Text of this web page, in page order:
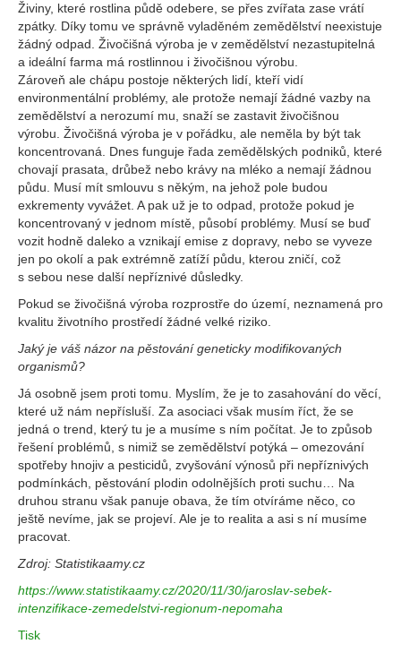
Živiny, které rostlina půdě odebere, se přes zvířata zase vrátí
zpátky. Díky tomu ve správně vyladěném zemědělství neexistuje
žádný odpad. Živočišná výroba je v zemědělství nezastupitelná
a ideální farma má rostlinnou i živočišnou výrobu.
Zároveň ale chápu postoje některých lidí, kteří vidí
environmentální problémy, ale protože nemají žádné vazby na
zemědělství a nerozumí mu, snaží se zastavit živočišnou
výrobu. Živočišná výroba je v pořádku, ale neměla by být tak
koncentrovaná. Dnes funguje řada zemědělských podniků, které
chovají prasata, drůbež nebo krávy na mléko a nemají žádnou
půdu. Musí mít smlouvu s někým, na jehož pole budou
exkrementy vyvážet. A pak už je to odpad, protože pokud je
koncentrovaný v jednom místě, působí problémy. Musí se buď
vozit hodně daleko a vznikají emise z dopravy, nebo se vyveze
jen po okolí a pak extrémně zatíží půdu, kterou zničí, což
s sebou nese další nepříznivé důsledky.
Pokud se živočišná výroba rozprostře do území, neznamená pro
kvalitu životního prostředí žádné velké riziko.
Jaký je váš názor na pěstování geneticky modifikovaných
organismů?
Já osobně jsem proti tomu. Myslím, že je to zasahování do věcí,
které už nám nepřísluší. Za asociaci však musím říct, že se
jedná o trend, který tu je a musíme s ním počítat. Je to způsob
řešení problémů, s nimiž se zemědělství potýká – omezování
spotřeby hnojiv a pesticidů, zvyšování výnosů při nepříznivých
podmínkách, pěstování plodin odolnějších proti suchu… Na
druhou stranu však panuje obava, že tím otvíráme něco, co
ještě nevíme, jak se projeví. Ale je to realita a asi s ní musíme
pracovat.
Zdroj: Statistikaamy.cz
https://www.statistikaamy.cz/2020/11/30/jaroslav-sebek-
intenzifikace-zemedelstvi-regionum-nepomaha
Tisk